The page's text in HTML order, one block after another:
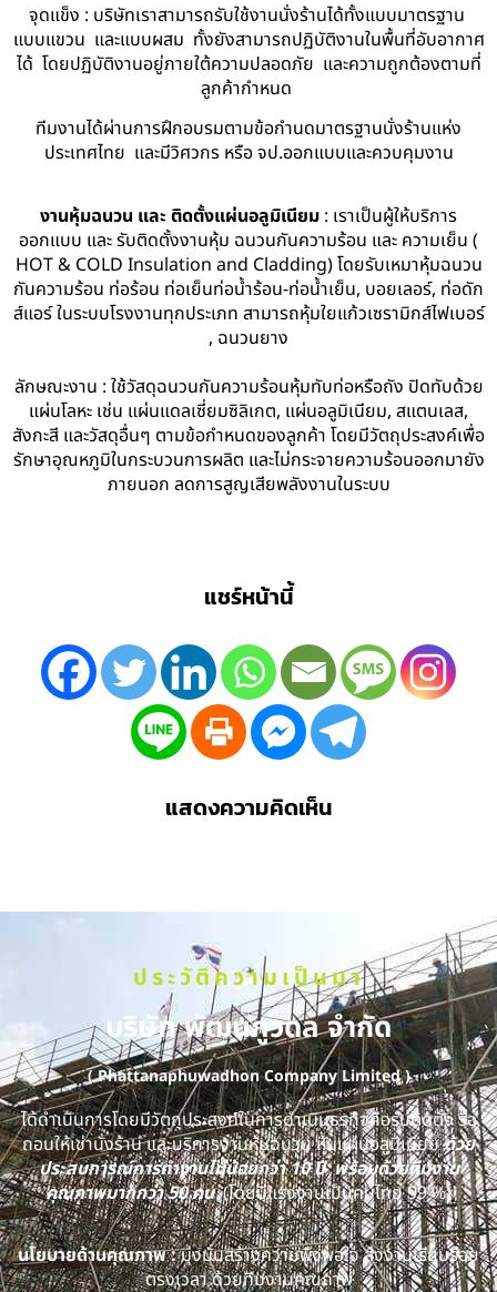
จุดแข็ง : บริษัทเราสามารถรับใช้งานนั่งร้านได้ทั้งแบบมาตรฐาน
แบบแขวน และแบบผสม ทั้งยังสามารถปฏิบัติงานในพื้นที่อับอากาศ
ได้ โดยปฏิบัติงานอยู่ภายใต้ความปลอดภัย และความถูกต้องตามที่
ลูกค้ากำหนด
ทีมงานได้ผ่านการฝึกอบรมตามข้อกำนดมาตรฐานนั่งร้านแห่ง
ประเทศไทย และมีวิศวกร หรือ จป.ออกแบบและควบคุมงาน
งานหุ้มฉนวน และ ติดตั้งแผ่นอลูมิเนียม : เราเป็นผู้ให้บริการ
ออกแบบ และ รับติดตั้งงานหุ้ม ฉนวนกันความร้อน และ ความเย็น (
HOT & COLD Insulation and Cladding) โดยรับเหมาหุ้มฉนวน
กันความร้อน ท่อร้อน ท่อเย็นท่อน้ำร้อน-ท่อน้ำเย็น, บอยเลอร์, ท่อดัก
ส์แอร์ ในระบบโรงงานทุกประเภท สามารถหุ้มใยแก้วเซรามิกส์ไฟเบอร์
, ฉนวนยาง
ลักษณะงาน : ใช้วัสดุฉนวนกันความร้อนหุ้มทับท่อหรือถัง ปิดทับด้วย
แผ่นโลหะ เช่น แผ่นแดลเซี่ยมซิลิเกต, แผ่นอลูมิเนียม, สแตนเลส,
สังกะสี และวัสดุอื่นๆ ตามข้อกำหนดของลูกค้า โดยมีวัตถุประสงค์เพื่อ
รักษาอุณหภูมิในกระบวนการผลิต และไม่กระจายความร้อนออกมายัง
ภายนอก ลดการสูญเสียพลังงานในระบบ
แชร์หน้านี้
แสดงความคิดเห็น
ประวัติความเป็นมา
บริษัท พัฒนภูวดล จำกัด
( Phattanaphuwadhon Company Limited )
ได้ดำเนินการโดยมีวัตถุประสงค์ในการดำเนินธุรกิจคือรับติดตั้ง รื้อ
ถอนให้เช่านั่งร้าน และบริการงานหุ้มฉนวน หุ้มแผ่นอลูมิเนียมด้วย
ประสบการณ์การทำงานไม่น้อยกว่า 10 ปี พร้อมด้วยทีมงาน
คุณภาพมากกว่า 50 คน(โดยมีแรงงานเป็นคนไทย 99 %)
นโยบายด้านคุณภาพ :มุ่งมั่นสร้างความพึงพอใจ ส่งงานเรียบร้อย
ตรงเวลา ด้วยทีมงานคุณภาพ